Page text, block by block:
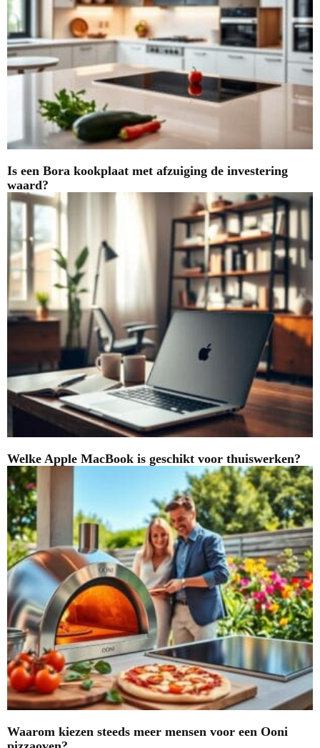
Is een Bora kookplaat met afzuiging de investering
waard?
Welke Apple MacBook is geschikt voor thuiswerken?
Waarom kiezen steeds meer mensen voor een Ooni